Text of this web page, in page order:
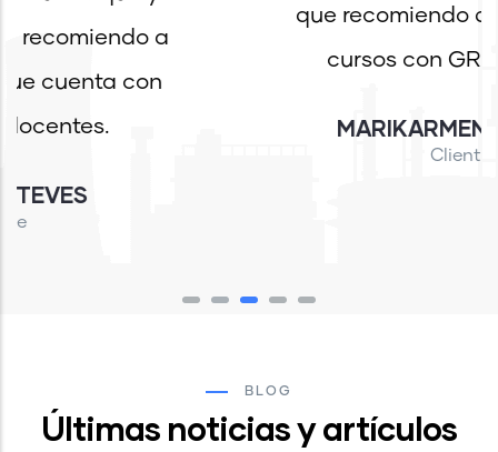
clases y después de ellas es por eso
que recomiendo que lleven sus
cursos con GRUPOA AYE.
BLOG
Últimas noticias y artículos